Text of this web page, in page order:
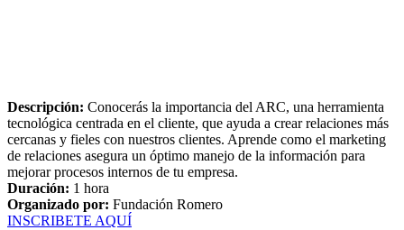
Descripción: Conocerás la importancia del ARC, una herramienta
tecnológica centrada en el cliente, que ayuda a crear relaciones más
cercanas y fieles con nuestros clientes. Aprende como el marketing
de relaciones asegura un óptimo manejo de la información para
mejorar procesos internos de tu empresa.
Duración: 1 hora
Organizado por: Fundación Romero
INSCRIBETE AQUÍ